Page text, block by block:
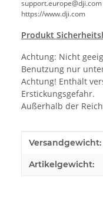
support.europe@dji.com
https://www.dji.com
Produkt
Achtung: Nicht
Benutzung nur
Achtung! Enthält
Erstickungsgefahr.
Außerhalb der
Wert
Versandgewicht:
Artikelgewicht: